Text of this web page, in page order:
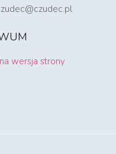
wersja strony